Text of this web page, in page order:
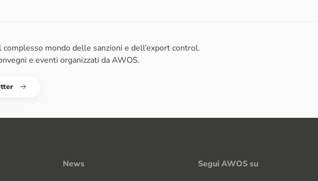
mondo delle sanzioni e dell’export control.
e eventi organizzati da AWOS.
News Segui AWOS su